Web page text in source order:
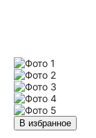
В избранное